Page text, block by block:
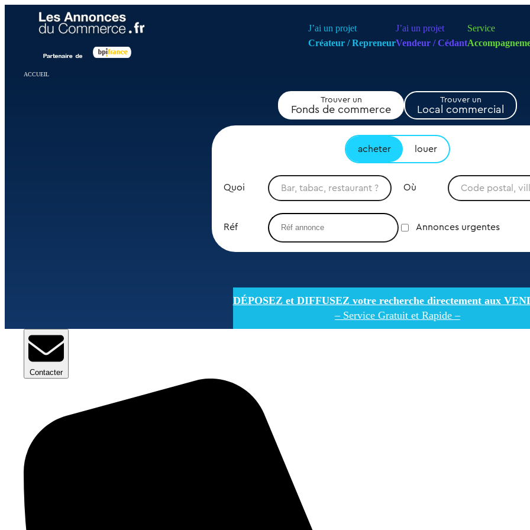
J’ai un projet
Créateur / Repreneur
J’ai un projet
Vendeur / Cédant
Service
ACCUEIL
Trouver un
Fonds de commerce
Trouver un
Local commercial
acheter louer
Quoi Où
Réf Annonces urgentes
DÉPOSEZ et DIFFUSEZ votre recherche directement aux
– Service Gratuit et Rapide –
Contacter
Panneau de gestion des cookies